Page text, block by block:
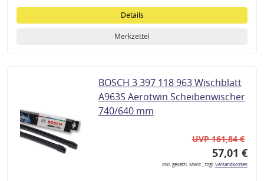
Details
Merkzettel
BOSCH 3 397 118 963 Wischblatt
A963S Aerotwin Scheibenwischer
740/640 mm
UVP 161,84 €
57,01 €
inkl. gesetzl. MwSt., zzgl.Versandkosten